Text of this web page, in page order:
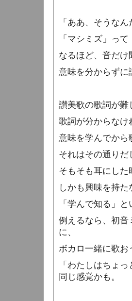
「ああ、そうな
「マシミズ」っ
なるほど、音だ
意味を分からずに
讃美歌の歌詞が難
歌詞が分からなけ
意味を学んでから
それはその通り
そもそも耳にし
しかも興味を持た
「学んで知る」
例えるなら、初音
に、
ボカロ一緒に歌お
「わたしはちょ
同じ感覚かも。